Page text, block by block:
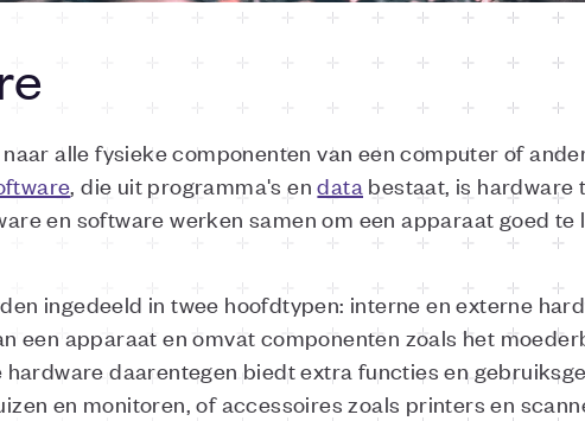
alle fysieke componenten van een computer of
, die uit programma's endata bestaat, is hardware
en software werken samen om een apparaat goed
ingedeeld in twee hoofdtypen: interne en externe
een apparaat en omvat componenten zoals het
hardware daarentegen biedt extra functies en
en monitoren, of accessoires zoals printers en